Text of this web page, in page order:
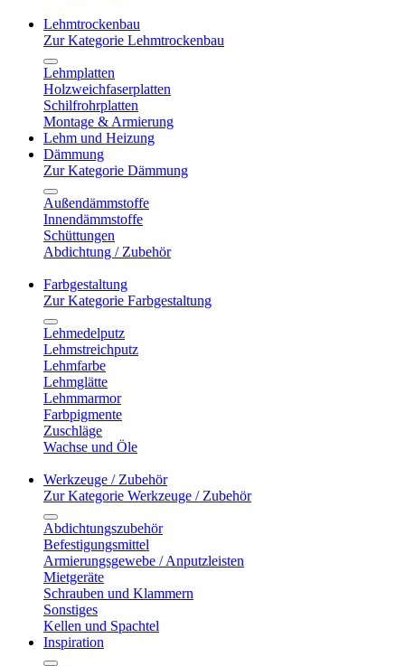
Lehmtrockenbau
Zur Kategorie Lehmtrockenbau
Lehmplatten
Holzweichfaserplatten
Schilfrohrplatten
Montage & Armierung
Lehm und Heizung
Dämmung
Zur Kategorie Dämmung
Außendämmstoffe
Innendämmstoffe
Schüttungen
Abdichtung / Zubehör
Farbgestaltung
Zur Kategorie Farbgestaltung
Lehmedelputz
Lehmstreichputz
Lehmfarbe
Lehmglätte
Lehmmarmor
Farbpigmente
Zuschläge
Wachse und Öle
Werkzeuge / Zubehör
Zur Kategorie Werkzeuge / Zubehör
Abdichtungszubehör
Befestigungsmittel
Armierungsgewebe / Anputzleisten
Mietgeräte
Schrauben und Klammern
Sonstiges
Kellen und Spachtel
Inspiration